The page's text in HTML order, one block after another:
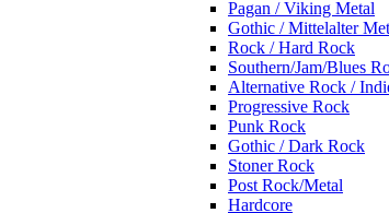
Pagan / Viking Metal
Gothic / Mittelalter
Rock / Hard Rock
Southern/Jam/Blues
Alternative Rock /
Progressive Rock
Punk Rock
Gothic / Dark Rock
Stoner Rock
Post Rock/Metal
Hardcore